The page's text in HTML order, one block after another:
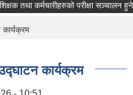
तथा कर्मचारीहरुको परीक्षा सञ्चालन हुने
कार्यक्रम